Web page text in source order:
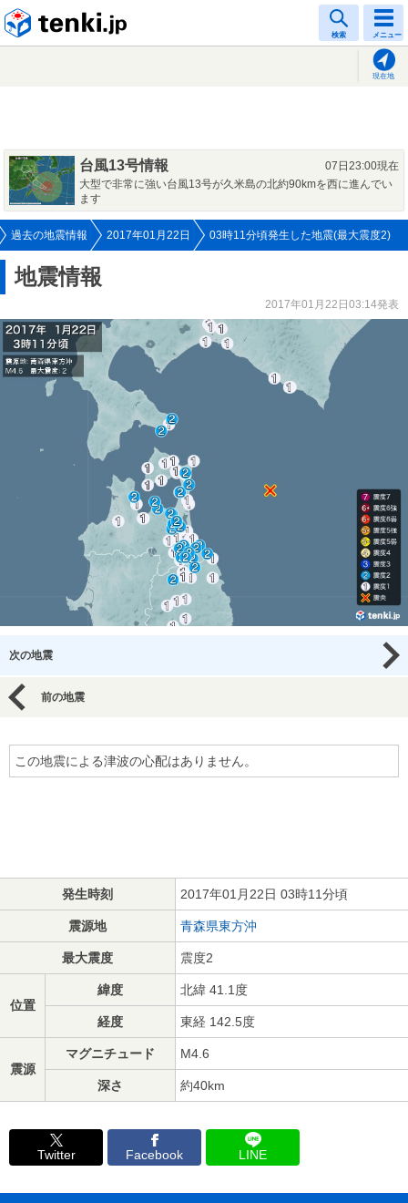
検索 メニュー
現在地
台風13号情報
07日23:00現在
大型で非常に強い台風13号が久米島の北約90kmを西に進んでい
ます
過去の地震情報 2017年01月22日 03時11分頃発生した地震(最大震度2)
地震情報
2017年01月22日03:14発表
次の地震
前の地震
この地震による津波の心配はありません。
発生時刻 2017年01月22日 03時11分頃
震源地 青森県東方沖
最大震度 震度2
位置
緯度 北緯 41.1度
経度 東経 142.5度
震源
マグニチュード M4.6
深さ 約40km
Twitter Facebook LINE